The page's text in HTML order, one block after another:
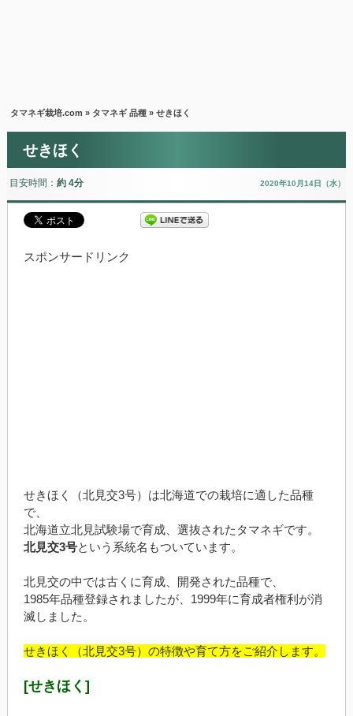
タマネギ栽培.com » タマネギ 品種 » せきほく
せきほく
目安時間： 約 4分 2020年10月14日（水）
スポンサードリンク
せきほく（北見交3号）は北海道での栽培に適した品種
で、
北海道立北見試験場で育成、選抜されたタマネギです。
北見交3号という系統名もついています。
北見交の中では古くに育成、開発された品種で、
1985年品種登録されましたが、1999年に育成者権利が消
滅しました。
せきほく（北見交3号）の特徴や育て方をご紹介します。
[せきほく]